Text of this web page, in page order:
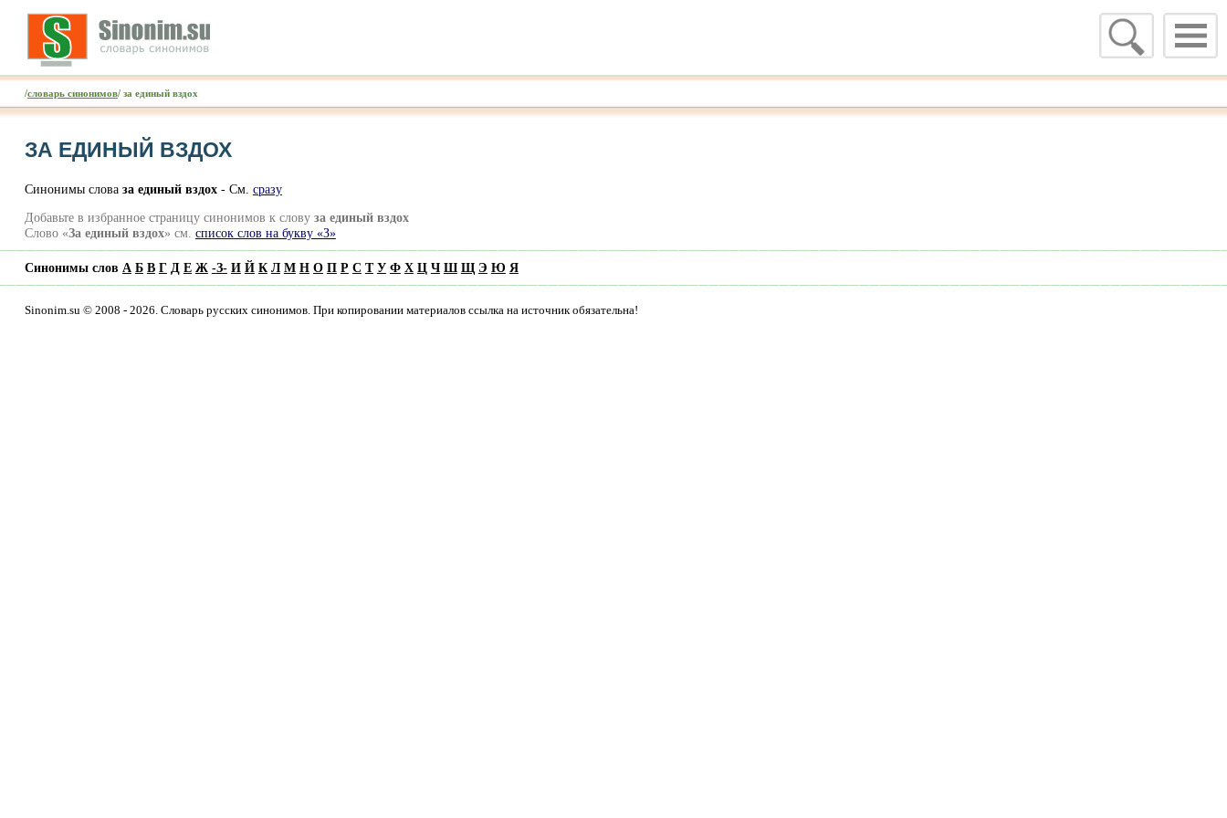
/словарь синонимов/ за единый вздох
ЗА ЕДИНЫЙ ВЗДОХ
Синонимы слова за единый вздох- См. сразу
Добавьте в избранное страницу синонимов к слову за единый вздох
Слово «За единый вздох» см. список слов на букву «З»
Синонимы слов А Б В Г Д Е Ж -З- И Й К Л М Н О П Р С Т У Ф Х Ц Ч Ш Щ Э Ю Я
Sinonim.su © 2008 - 2026. Словарь русских синонимов. При копировании материалов ссылка на источник обязательна!